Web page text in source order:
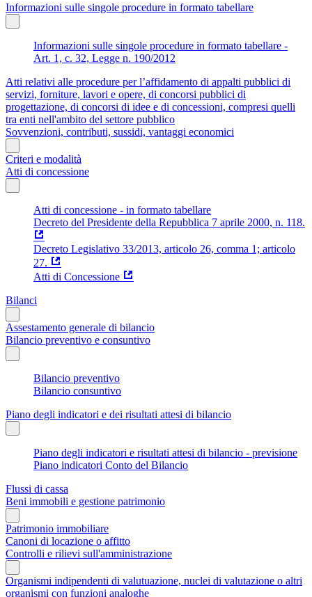
Informazioni sulle singole procedure in formato tabellare
Informazioni sulle singole procedure in formato tabellare -
Art. 1, c. 32, Legge n. 190/2012
Atti relativi alle procedure per l’affidamento di appalti pubblici di
servizi, forniture, lavori e opere, di concorsi pubblici di
progettazione, di concorsi di idee e di concessioni, compresi quelli
tra enti nell'ambito del settore pubblico
Sovvenzioni, contributi, sussidi, vantaggi economici
Criteri e modalità
Atti di concessione
Atti di concessione - in formato tabellare
Decreto del Presidente della Repubblica 7 aprile 2000, n. 118.
Decreto Legislativo 33/2013, articolo 26, comma 1; articolo
27.
Atti di Concessione
Bilanci
Assestamento generale di bilancio
Bilancio preventivo e consuntivo
Bilancio preventivo
Bilancio consuntivo
Piano degli indicatori e dei risultati attesi di bilancio
Piano degli indicatori e risultati attesi di bilancio - previsione
Piano indicatori Conto del Bilancio
Flussi di cassa
Beni immobili e gestione patrimonio
Patrimonio immobiliare
Canoni di locazione o affitto
Controlli e rilievi sull'amministrazione
Organismi indipendenti di valutuazione, nuclei di valutazione o altri
organismi con funzioni analoghe